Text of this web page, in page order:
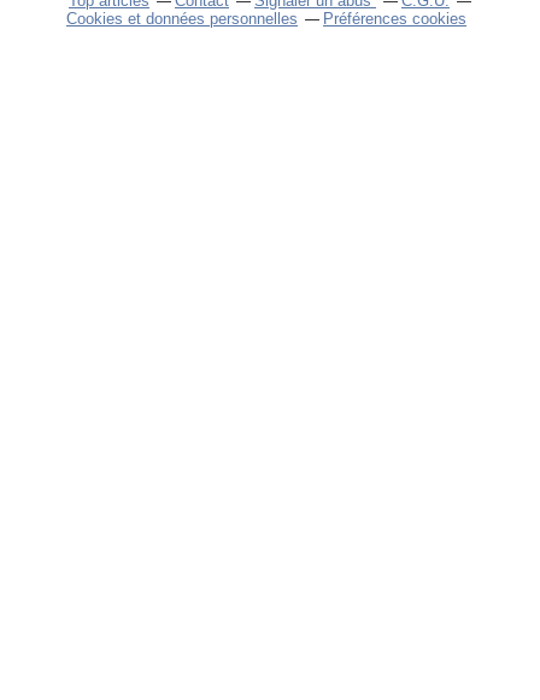
Cookies et données personnelles
Préférences cookies